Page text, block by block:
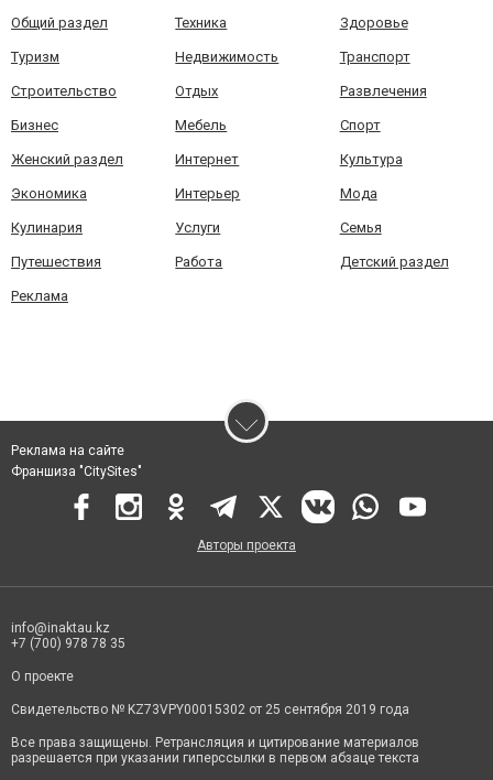
Общий раздел Техника Здоровье
Туризм Недвижимость Транспорт
Строительство Отдых Развлечения
Бизнес Мебель Спорт
Женский раздел Интернет Культура
Экономика Интерьер Мода
Кулинария Услуги Семья
Путешествия Работа Детский раздел
Реклама
Реклама на сайте
Франшиза "CitySites"
Авторы проекта
info@inaktau.kz
+7 (700) 978 78 35
О проекте
Свидетельство № KZ73VPY00015302 от 25 сентября 2019 года
Все права защищены. Ретрансляция и цитирование материалов
разрешается при указании гиперссылки в первом абзаце текста